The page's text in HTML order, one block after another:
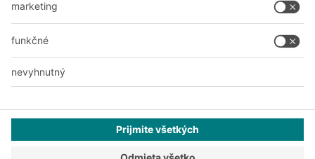
038 760 00 86
© 2026 BITO-Lagertechnik Bittmann GmbH
Táto ponuka je určená pre priemysel, remeslá, obchod a
profesie na použitie pri samostatnej, profesionálnej alebo